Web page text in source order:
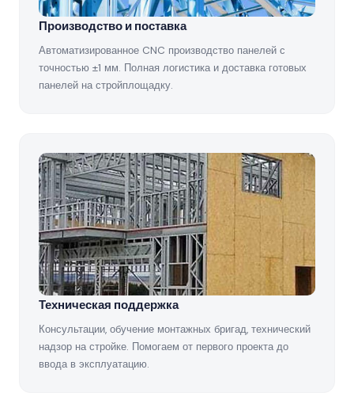
Производство и поставка
Автоматизированное CNC производство панелей с
точностью ±1 мм. Полная логистика и доставка готовых
панелей на стройплощадку.
Техническая поддержка
Консультации, обучение монтажных бригад, технический
надзор на стройке. Помогаем от первого проекта до
ввода в эксплуатацию.